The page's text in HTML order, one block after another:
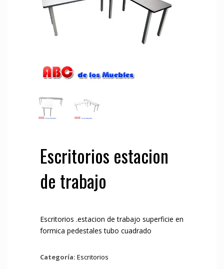
Escritorios estacion
de trabajo
Escritorios .estacion de trabajo superficie en
formica pedestales tubo cuadrado
Categoría: Escritorios